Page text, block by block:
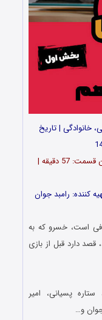
خانوادگی | تاریخ
تعداد قسمت ها: 100 (4 فصل) | زمان این قسمت: 57 دقیقه |
است، خسرو که به
دارد قبل از بازی
ستاره پسیانی، امیر
و…